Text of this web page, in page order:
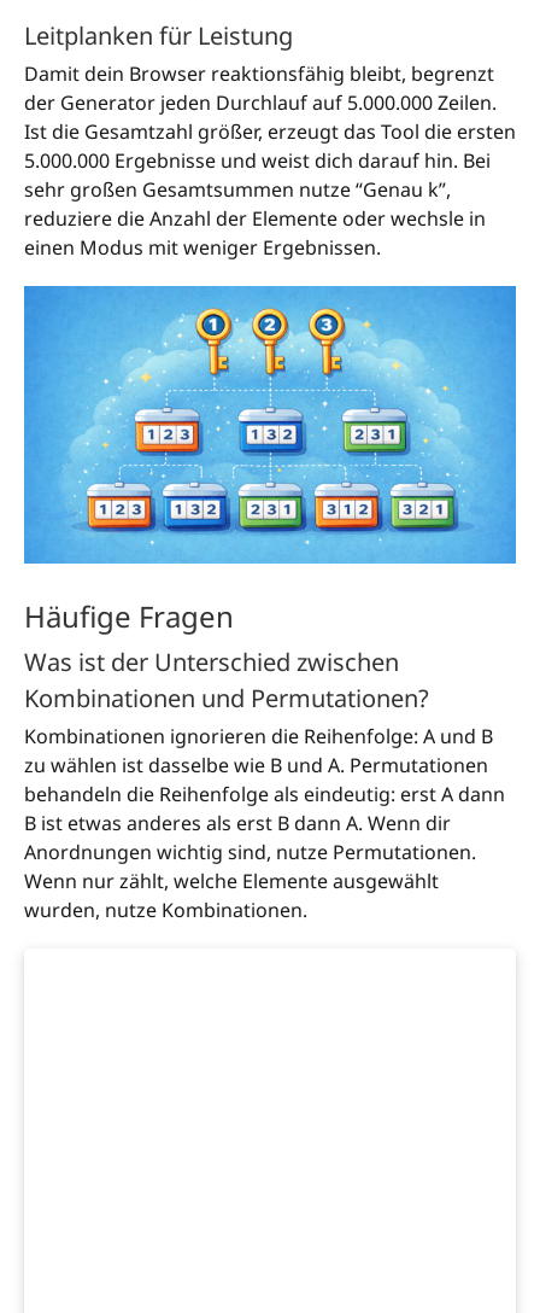
Leitplanken für Leistung
Damit dein Browser reaktionsfähig bleibt, begrenzt
der Generator jeden Durchlauf auf 5.000.000 Zeilen.
Ist die Gesamtzahl größer, erzeugt das Tool die ersten
5.000.000 Ergebnisse und weist dich darauf hin. Bei
sehr großen Gesamtsummen nutze “Genau k”,
reduziere die Anzahl der Elemente oder wechsle in
einen Modus mit weniger Ergebnissen.
Häufige Fragen
Was ist der Unterschied zwischen
Kombinationen und Permutationen?
Kombinationen ignorieren die Reihenfolge: A und B
zu wählen ist dasselbe wie B und A. Permutationen
behandeln die Reihenfolge als eindeutig: erst A dann
B ist etwas anderes als erst B dann A. Wenn dir
Anordnungen wichtig sind, nutze Permutationen.
Wenn nur zählt, welche Elemente ausgewählt
wurden, nutze Kombinationen.